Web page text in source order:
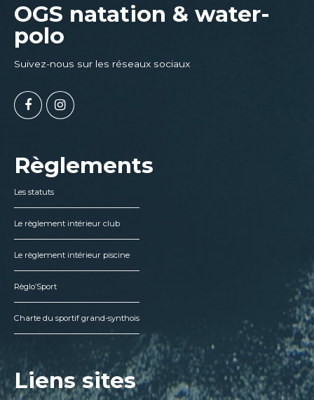
OGS natation & water-
polo
Suivez-nous sur les réseaux sociaux
Règlements
Les statuts
Le règlement intérieur club
Le règlement intérieur piscine
Règlo’Sport
Charte du sportif grand-synthois
Liens sites